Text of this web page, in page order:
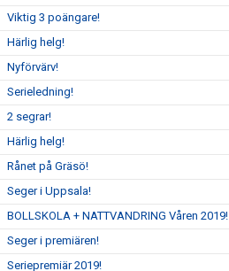
Viktig 3 poängare!
Härlig helg!
Nyförvärv!
Serieledning!
2 segrar!
Härlig helg!
Rånet på Gräsö!
Seger i Uppsala!
BOLLSKOLA + NATTVANDRING Våren 2019!
Seger i premiären!
Seriepremiär 2019!